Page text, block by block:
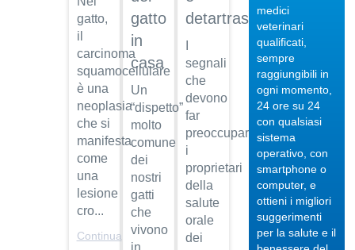
gatto,
il
carcinoma
squamocellulare
è una
neoplasia
che si
manifesta
come
una
lesione
cro...
Continua
gatto
in
casa
Un
“dispetto”
molto
comune
dei
nostri
gatti
che
vivono
detartrasi
segnali
che
devono
far
preoccupare
i
proprietari
della
salute
orale
dei
medici
veterinari
qualificati,
sempre
raggiungibili in
ogni momento,
24 ore su 24
con qualsiasi
sistema
operativo, con
smartphone o
computer, e
ottieni i migliori
suggerimenti
per la salute e il
04/10/
Veterinario
di
Maurizio
Albano
Guarda
il video
04/10/